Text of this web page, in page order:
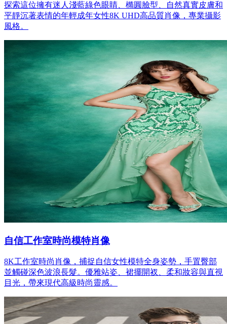
探索這位擁有迷人淺藍綠色眼睛、橢圓臉型、自然真實皮膚和
平靜沉著表情的年輕成年女性8K UHD高品質肖像，專業攝影
風格。
自信工作室時尚模特肖像
8K工作室時尚肖像，捕捉自信女性模特全身姿勢，手置臀部
並觸碰深色波浪長髮。優雅站姿、裙擺開衩、柔和妝容與直視
目光，帶來現代高級時尚靈感。